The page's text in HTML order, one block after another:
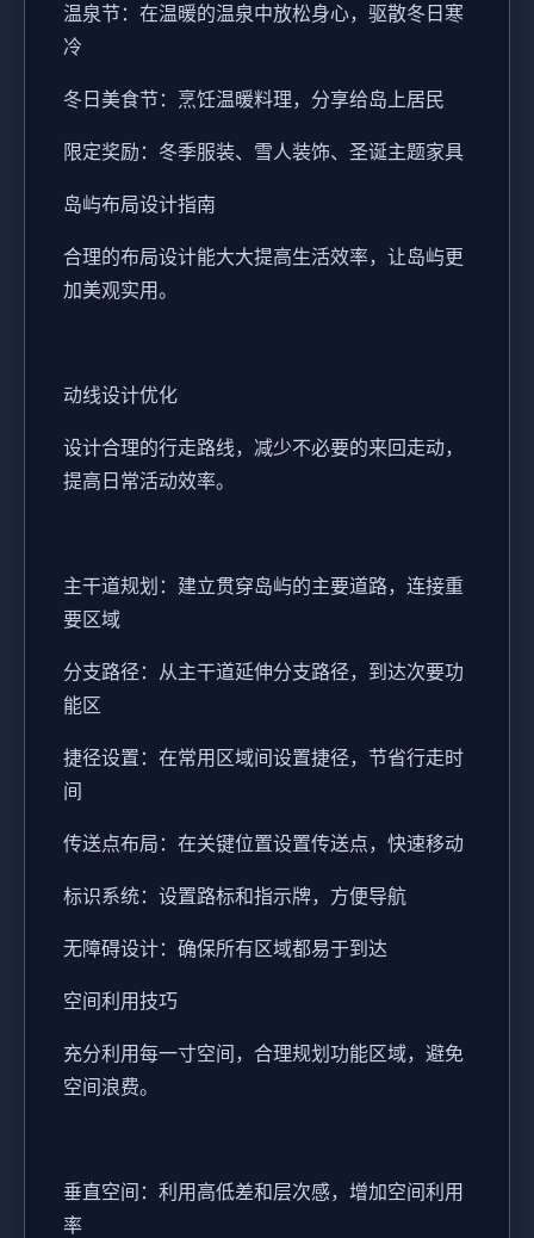
温泉节：在温暖的温泉中放松身心，驱散冬日寒
冷
冬日美食节：烹饪温暖料理，分享给岛上居民
限定奖励：冬季服装、雪人装饰、圣诞主题家具
岛屿布局设计指南
合理的布局设计能大大提高生活效率，让岛屿更
加美观实用。
动线设计优化
设计合理的行走路线，减少不必要的来回走动，
提高日常活动效率。
主干道规划：建立贯穿岛屿的主要道路，连接重
要区域
分支路径：从主干道延伸分支路径，到达次要功
能区
捷径设置：在常用区域间设置捷径，节省行走时
间
传送点布局：在关键位置设置传送点，快速移动
标识系统：设置路标和指示牌，方便导航
无障碍设计：确保所有区域都易于到达
空间利用技巧
充分利用每一寸空间，合理规划功能区域，避免
空间浪费。
垂直空间：利用高低差和层次感，增加空间利用
率